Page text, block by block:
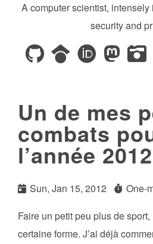
A computer scientist,
security and
Un de mes
combats
l’année 2012
Sun, Jan 15, 2012
One-
Faire un petit peu plus de
certaine forme. J’ai déjà